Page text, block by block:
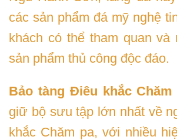
các sản phẩm đá mỹ nghệ
khách có thể tham quan và
sản phẩm thủ công độc đáo.
Bảo tàng Điêu khắc Chăm
giữ bộ sưu tập lớn nhất về
khắc Chăm pa, với nhiều